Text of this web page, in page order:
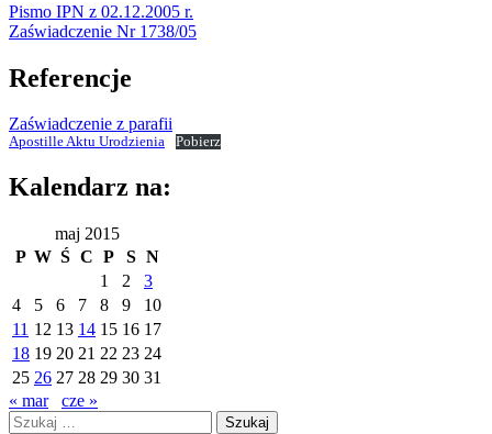
Pismo IPN z 02.12.2005 r.
Zaświadczenie Nr 1738/05
Referencje
Zaświadczenie z parafii
Apostille Aktu Urodzienia Pobierz
Kalendarz na:
maj 2015
P W Ś C P S N
1
2
3
4
5 6 7 8 9
10
11 12 13 14 15 16 17
18 19 20 21 22 23 24
25 26 27 28 29 30 31
« mar
cze »
Szukaj: